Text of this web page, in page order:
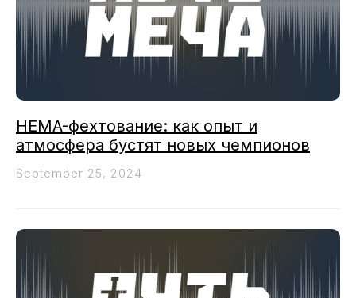
HEMA-фехтование: как опыт и
атмосфера бустят новых чемпионов
September 25, 2024